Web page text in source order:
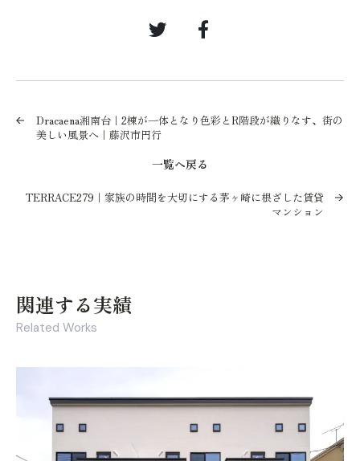
Dracaena湘南台｜2棟が一体となり色彩とR階段が織りなす、街の
美しい風景へ｜藤沢市円行
一覧へ戻る
TERRACE279｜家族の時間を大切にする茅ヶ崎に根ざした賃貸
マンション
関連する実績
Related Works